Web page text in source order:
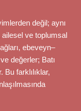
değil; aynı
ve toplumsal
ebeveyn–
değerler; Batı
Bu farklılıklar,